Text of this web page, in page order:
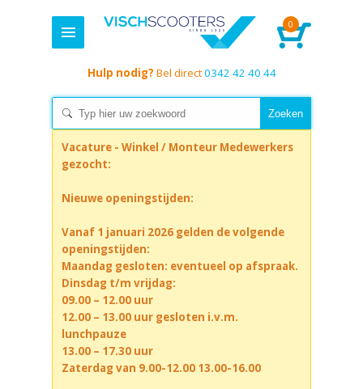
0
Hulp nodig? Bel direct0342 42 40 44
Vacature - Winkel / Monteur Medewerkers
gezocht:
Nieuwe openingstijden:
Vanaf 1 januari 2026 gelden de volgende
openingstijden:
Maandag gesloten: eventueel op afspraak.
Dinsdag t/m vrijdag:
09.00 – 12.00 uur
12.00 – 13.00 uur gesloten i.v.m.
lunchpauze
13.00 – 17.30 uur
Zaterdag van 9.00-12.00 13.00-16.00